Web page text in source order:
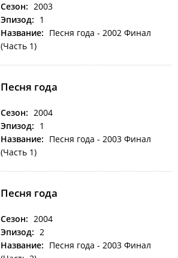
Сезон: 2003
Эпизод: 1
Название: Песня года - 2002 Финал
(Часть 1)
Песня года
Сезон: 2004
Эпизод: 1
Название: Песня года - 2003 Финал
(Часть 1)
Песня года
Сезон: 2004
Эпизод: 2
Название: Песня года - 2003 Финал